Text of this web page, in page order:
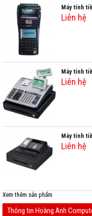
Máy tính
Liên hệ
Máy tính
Liên hệ
Máy tính
Liên hệ
Xem thêm sản phẩm
Thông tin Hoàng Anh